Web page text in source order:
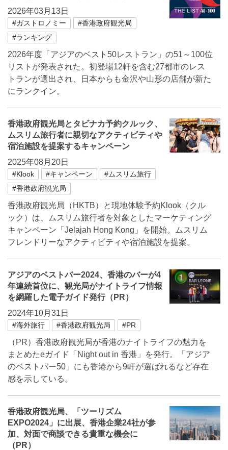
2026年03月13日
#ガストロノミー
#香港政府観光局
#ランキング
2026年度「アジアのベスト50レストラン」の51～100位
リストが発表された。初登場12軒を含む27都市のレス
トランが選出され、日本からも金沢や山形の店舗が新た
にランクイン。
香港政府観光局とタビナカ予約クルック、
ムスリム旅行者に親切なアクティビティや
宿泊施設を提案するキャンペーン
2025年08月20日
#Klook #キャンペーン
#ムスリム旅行
#香港政府観光局
香港政府観光局（HKTB）と現地体験予約Klook（クル
ック）は、ムスリム旅行者を対象としたマーケティング
キャンペーン「Jelajah Hong Kong」を開始。ムスリム
フレンドリーなアクティビティや宿泊施設を提案。
アジアのベストバー2024、香港のバーが4
年連続首位に、観光局がナイトライフ情報
を網羅した電子ガイド発行（PR）
2024年10月31日
#海外旅行 #香港政府観光局 #PR
（PR）香港政府観光局が香港のナイトライフの魅力を
まとめたeガイド「Night out in 香港」を発行。「アジア
のベストバー50」にも香港から9軒が選ばれるなど存在
感を示している。
香港政府観光局、「ツーリズム
EXPO2024」に出展、香港企業24社が参
加、対面で商談できる貴重な機会に
（PR）